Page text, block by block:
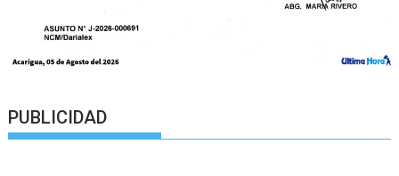
PUBLICIDAD